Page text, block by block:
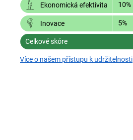
Ekonomická efektivita 10%
Inovace 5%
Celkové skóre
Více o našem přístupu k udržitelnosti